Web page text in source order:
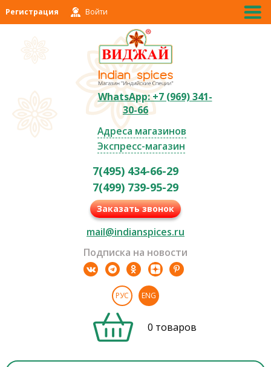
Регистрация Войти
WhatsApp: +7 (969) 341-
30-66
Адреса магазинов
Экспресс-магазин
7(495) 434-66-29
7(499) 739-95-29
Заказать звонок
mail@indianspices.ru
Подписка на новости
РУС ENG
0 товаров